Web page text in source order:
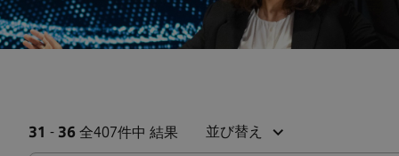
31 - 36 全407件中 結果 並び替え